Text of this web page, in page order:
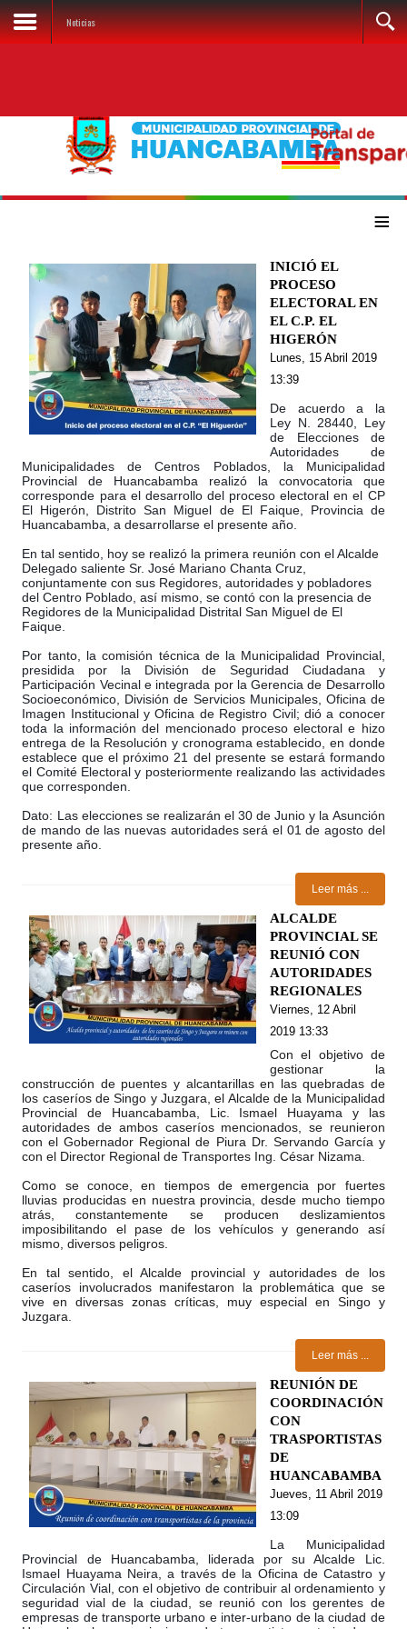
Noticias
≡
INICIÓ EL
PROCESO
ELECTORAL EN
EL C.P. EL
HIGERÓN
Lunes, 15 Abril 2019
13:39
De acuerdo a la
Ley N. 28440, Ley
de Elecciones de
Autoridades de
Municipalidades de Centros Poblados, la Municipalidad
Provincial de Huancabamba realizó la convocatoria que
corresponde para el desarrollo del proceso electoral en el CP
El Higerón, Distrito San Miguel de El Faique, Provincia de
Huancabamba, a desarrollarse el presente año.
En tal sentido, hoy se realizó la primera reunión con el Alcalde
Delegado saliente Sr. José Mariano Chanta Cruz,
conjuntamente con sus Regidores, autoridades y pobladores
del Centro Poblado, así mismo, se contó con la presencia de
Regidores de la Municipalidad Distrital San Miguel de El
Faique.
Por tanto, la comisión técnica de la Municipalidad Provincial,
presidida por la División de Seguridad Ciudadana y
Participación Vecinal e integrada por la Gerencia de Desarrollo
Socioeconómico, División de Servicios Municipales, Oficina de
Imagen Institucional y Oficina de Registro Civil; dió a conocer
toda la información del mencionado proceso electoral e hizo
entrega de la Resolución y cronograma establecido, en donde
establece que el próximo 21 del presente se estará formando
el Comité Electoral y posteriormente realizando las actividades
que corresponden.
Dato: Las elecciones se realizarán el 30 de Junio y la Asunción
de mando de las nuevas autoridades será el 01 de agosto del
presente año.
Leer más ...
ALCALDE
PROVINCIAL SE
REUNIÓ CON
AUTORIDADES
REGIONALES
Viernes, 12 Abril
2019 13:33
Con el objetivo de
gestionar la
construcción de puentes y alcantarillas en las quebradas de
los caseríos de Singo y Juzgara, el Alcalde de la Municipalidad
Provincial de Huancabamba, Lic. Ismael Huayama y las
autoridades de ambos caseríos mencionados, se reunieron
con el Gobernador Regional de Piura Dr. Servando García y
con el Director Regional de Transportes Ing. César Nizama.
Como se conoce, en tiempos de emergencia por fuertes
lluvias producidas en nuestra provincia, desde mucho tiempo
atrás, constantemente se producen deslizamientos
imposibilitando el pase de los vehículos y generando así
mismo, diversos peligros.
En tal sentido, el Alcalde provincial y autoridades de los
caseríos involucrados manifestaron la problemática que se
vive en diversas zonas críticas, muy especial en Singo y
Juzgara.
Leer más ...
REUNIÓN DE
COORDINACIÓN
CON
TRASPORTISTAS
DE
HUANCABAMBA
Jueves, 11 Abril 2019
13:09
La Municipalidad
Provincial de Huancabamba, liderada por su Alcalde Lic.
Ismael Huayama Neira, a través de la Oficina de Catastro y
Circulación Vial, con el objetivo de contribuir al ordenamiento y
seguridad vial de la ciudad, se reunió con los gerentes de
empresas de transporte urbano e inter-urbano de la ciudad de